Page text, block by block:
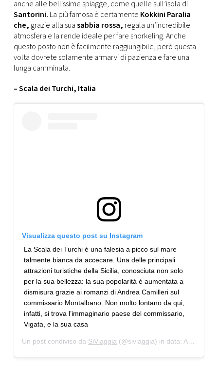
anche alle bellissime spiagge, come quelle sull’isola di
Santorini. La più famosa è certamente Kokkini Paralia
che, grazie alla suasabbia rossa, regala un’incredibile
atmosfera e la rende ideale per fare snorkeling. Anche
questo posto non è facilmente raggiungibile, però questa
volta dovrete solamente armarvi di pazienza e fare una
lunga camminata.
– Scala dei Turchi, Italia
Visualizza questo post su Instagram
La Scala dei Turchi è una falesia a picco sul mare
talmente bianca da accecare. Una delle principali
attrazioni turistiche della Sicilia, conosciuta non solo
per la sua bellezza: la sua popolarità è aumentata a
dismisura grazie ai romanzi di Andrea Camilleri sul
commissario Montalbano. Non molto lontano da qui,
infatti, si trova l’immaginario paese del commissario,
Vigata, e la sua casa
Un post condiviso da SiViaggia (@siviaggia) in data: Apr 11, 2019 at 2:56 PDT